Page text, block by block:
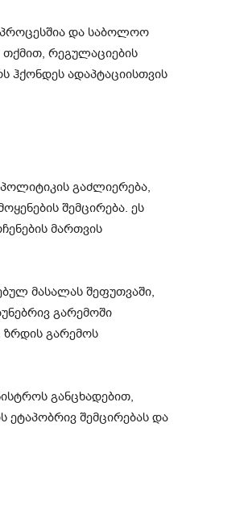
პროცესშია და საბოლოო
რეგულაციების
ჰქონდეს ადაპტაციისთვის
გაძლიერება,
შემცირება. ეს
მართვის
მასალას შეფუთვაში,
გარემოში
ზრდის გარემოს
განცხადებით,
ეტაპობრივ შემცირებას და